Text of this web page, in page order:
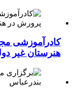
کادرآموزشی
هنرستان غیر